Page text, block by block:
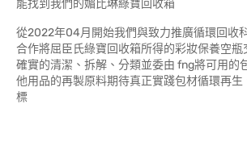
能找到我們的媚比琳綠寶回收箱
從2022年04月開始我們與致力推廣循環回收
合作將屈臣氏綠寶回收箱所得的彩妝保養空
確實的清潔、拆解、分類並委由 fng將可用的
他用品的再製原料期待真正實踐包材循環再生
標